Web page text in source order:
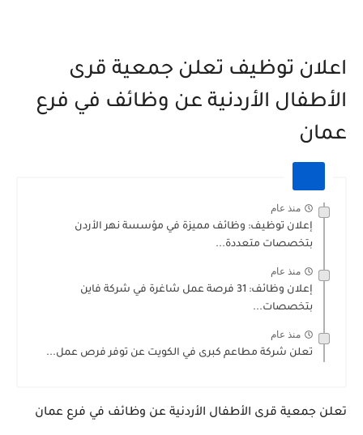
اعلان توظيف تعلن جمعية قرى
الأطفال الأردنية عن وظائف في فرع
عمان
منذ عام
إعلان توظيف: وظائف مميزة في مؤسسة نهر الأردن
بتخصصات متعددة...
منذ عام
إعلان وظائف: 31 فرصة عمل شاغرة في شركة فاين
بتخصصات...
منذ عام
تعلن شركة مطاعم كبرى في الكويت عن توفر فرص عمل...
تعلن جمعية قرى الأطفال الأردنية عن وظائف في فرع عمان